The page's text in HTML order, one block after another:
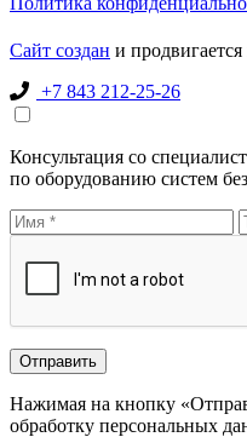
Сайт создан и продвигается
+7 843 212-25-26
Консультация со
по оборудованию систем
Нажимая на кнопку
обработку персональных